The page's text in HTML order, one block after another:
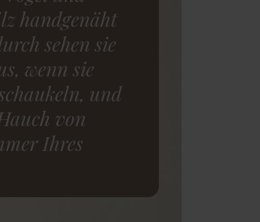
handgenäht
sehen sie
wenn sie
und
von
Ihres